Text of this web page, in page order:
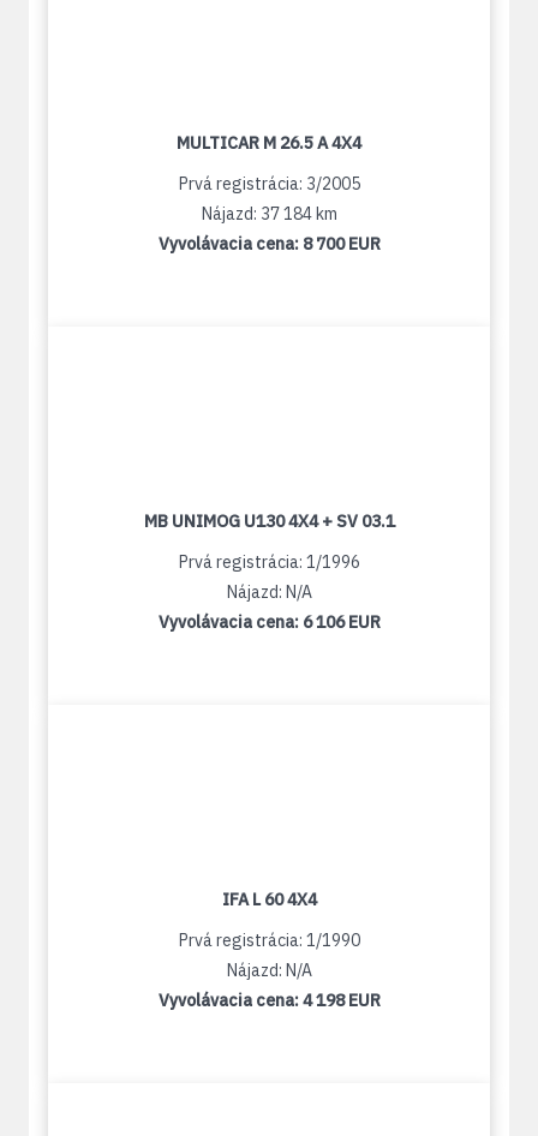
MULTICAR M 26.5 A 4X4
Prvá registrácia: 3/2005
Nájazd: 37 184 km
Vyvolávacia cena: 8 700 EUR
MB UNIMOG U130 4X4 + SV 03.1
Prvá registrácia: 1/1996
Nájazd: N/A
Vyvolávacia cena: 6 106 EUR
IFA L 60 4X4
Prvá registrácia: 1/1990
Nájazd: N/A
Vyvolávacia cena:4 198 EUR